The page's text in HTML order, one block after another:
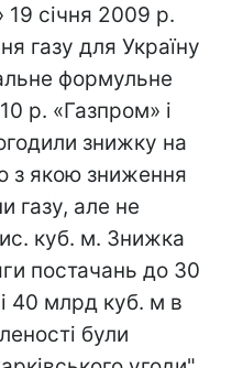
19 січня 2009 р.
газу для Україну
формульне
р. «Газпром» і
знижку на
з якою зниження
газу, але не
куб. м. Знижка
постачань до 30
40 млрд куб. м в
були